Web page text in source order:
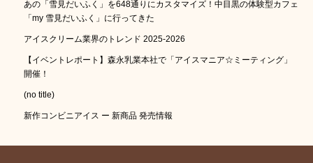
あの「雪見だいふく」を648通りにカスタマイズ！中目黒の体験型カフェ
「my 雪見だいふく」に行ってきた
アイスクリーム業界のトレンド 2025-2026
【イベントレポート】森永乳業本社で「アイスマニア☆ミーティング」
開催！
(no title)
新作コンビニアイス ー 新商品 発売情報